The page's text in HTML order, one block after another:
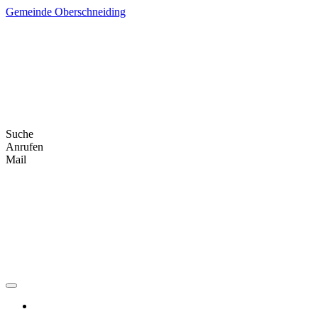
Skip
Gemeinde Oberschneiding
Suche
Anrufen
Mail